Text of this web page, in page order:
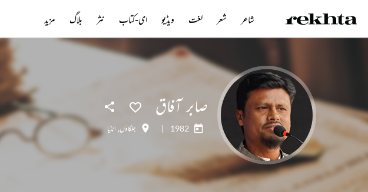
صابر آفاق
1982
| جلگاؤں, انڈیا
شاعر شعر لغت ویڈیو ای-کتاب نثر بلاگ مزید